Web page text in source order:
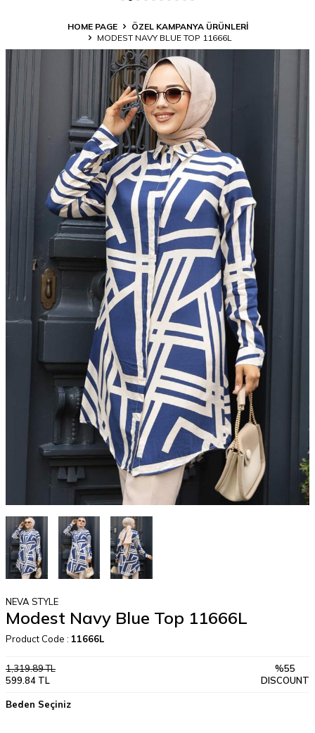
HOME PAGE
ÖZEL KAMPANYA ÜRÜNLERİ
MODEST NAVY BLUE TOP 11666L
NEVA STYLE
Modest Navy Blue Top 11666L
Product Code : 11666L
1,319.89TL
599.84 TL
%55
DISCOUNT
Beden Seçiniz